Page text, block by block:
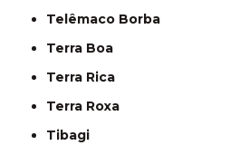
Telêmaco Borba
Terra Boa
Terra Rica
Terra Roxa
Tibagi